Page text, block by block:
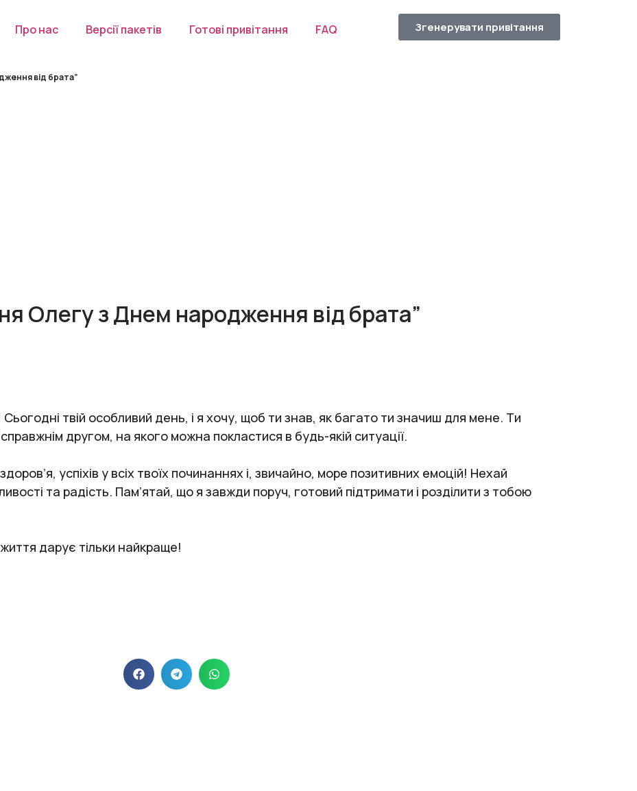
Про нас Версії пакетів Готові привітання FAQ Згенерувати привітання
від брата”
Олегу з Днем народження від брата”
твій особливий день, і я хочу, щоб ти знав, як багато ти значиш для мене. Ти
другом, на якого можна покластися в будь-якій ситуації.
успіхів у всіх твоїх починаннях і, звичайно, море позитивних емоцій! Нехай
та радість. Пам’ятай, що я завжди поруч, готовий підтримати і розділити з тобою
дарує тільки найкраще!